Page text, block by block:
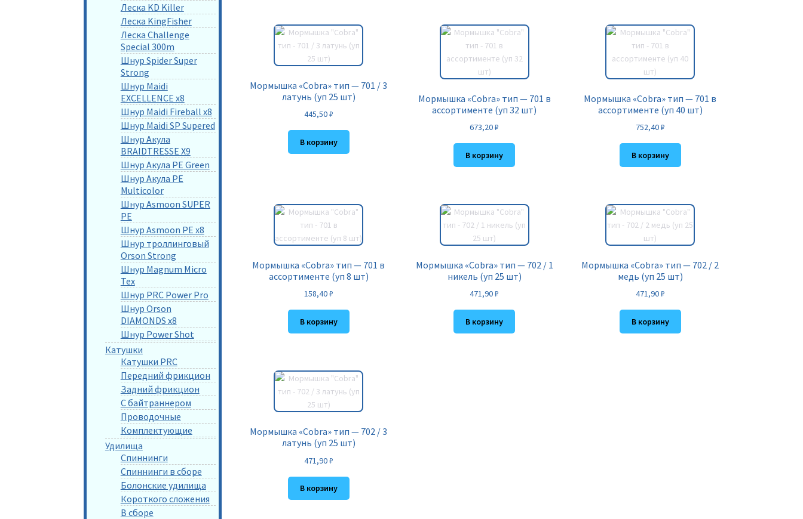
Мормышка «Cobra» тип — 701 / 3
латунь (уп 25 шт)
445,50₽
В корзину
Мормышка «Cobra» тип — 701 в
ассортименте (уп 32 шт)
673,20₽
В корзину
Мормышка «Cobra» тип — 701 в
ассортименте (уп 40 шт)
752,40₽
В корзину
Мормышка «Cobra» тип — 701 в
ассортименте (уп 8 шт)
158,40₽
В корзину
Мормышка «Cobra» тип — 702 / 1
никель (уп 25 шт)
471,90₽
В корзину
Мормышка «Cobra» тип — 702 / 2
медь (уп 25 шт)
471,90₽
В корзину
Мормышка «Cobra» тип — 702 / 3
латунь (уп 25 шт)
471,90₽
В корзину
Леска KD Killer
Леска KingFisher
Леска Challenge
Special 300m
Шнур Spider Super
Strong
Шнур Maidi
EXCELLENCE x8
Шнур Maidi Fireball x8
Шнур Maidi SP Supered
Шнур Акула
BRAIDTRESSE X9
Шнур Акула PE Green
Шнур Акула PE
Multicolor
Шнур Asmoon SUPER
PE
Шнур Asmoon PE x8
Шнур троллинговый
Orson Strong
Шнур Magnum Micro
Tex
Шнур PRC Power Pro
Шнур Orson
DIAMONDS x8
Шнур Power Shot
Катушки
Катушки PRC
Передний фрикцион
Задний фрикцион
С байтраннером
Проводочные
Комплектующие
Удилища
Спиннинги
Спиннинги в сборе
Болонские удилища
Короткого сложения
В сборе